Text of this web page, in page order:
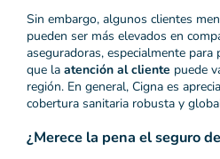
Sin embargo, algunos clientes
pueden ser más elevados en
aseguradoras, especialmente
que la atención al cliente puede
región. En general, Cigna es
cobertura sanitaria robusta y
¿Merece la pena el seguro